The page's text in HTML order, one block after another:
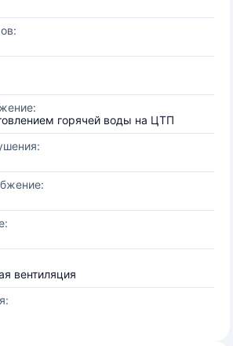
горячей воды на ЦТП
вентиляция